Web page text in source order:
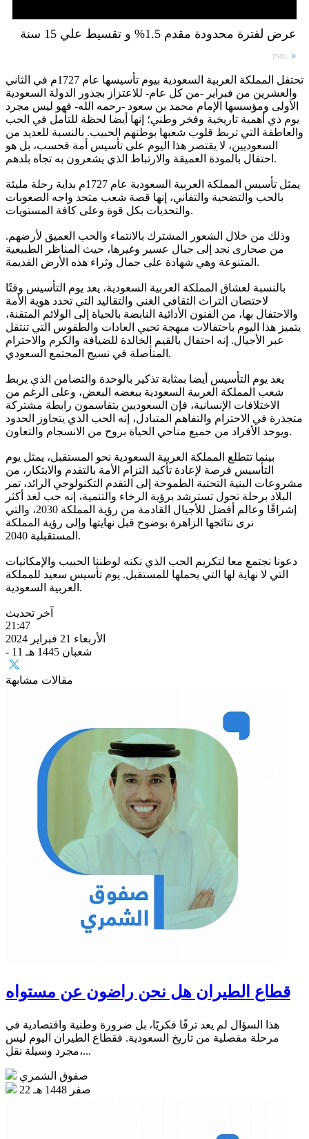
عرض لفترة محدودة مقدم 1.5% و تقسيط علي 15 سنة
TMG
تحتفل المملكة العربية السعودية بيوم تأسيسها عام 1727م في الثاني
والعشرين من فبراير -من كل عام- للاعتزاز بجذور الدولة السعودية
الأولى ومؤسسها الإمام محمد بن سعود -رحمه الله- فهو ليس مجرد
يوم ذي أهمية تاريخية وفخر وطني؛ إنها أيضا لحظة للتأمل في الحب
والعاطفة التي تربط قلوب شعبها بوطنهم الحبيب. بالنسبة للعديد من
السعوديين، لا يقتصر هذا اليوم على تأسيس أمة فحسب، بل هو
احتفال بالمودة العميقة والارتباط الذي يشعرون به تجاه بلدهم.
يمثل تأسيس المملكة العربية السعودية عام 1727م بداية رحلة مليئة
بالحب والتضحية والتفاني، إنها قصة شعب متحد واجه الصعوبات
والتحديات بكل قوة وعلى كافة المستويات.
وذلك من خلال الشعور المشترك بالانتماء والحب العميق لأرضهم.
من صحارى نجد إلى جبال عسير وغيرها، حيث المناظر الطبيعية
المتنوعة وهي شهادة على جمال وثراء هذه الأرض القديمة.
بالنسبة لعشاق المملكة العربية السعودية، يعد يوم التأسيس وقتًا
لاحتضان التراث الثقافي الغني والتقاليد التي تحدد هوية الأمة
والاحتفال بها، من الفنون الأدائية النابضة بالحياة إلى الولائم المتقنة،
يتميز هذا اليوم باحتفالات مبهجة تحيي العادات والطقوس التي تنتقل
عبر الأجيال. إنه احتفال بالقيم الخالدة للضيافة والكرم والاحترام
المتأصلة في نسيج المجتمع السعودي.
يعد يوم التأسيس أيضا بمثابة تذكير بالوحدة والتضامن الذي يربط
شعب المملكة العربية السعودية ببعضه البعض، وعلى الرغم من
الاختلافات الإنسانية، فإن السعوديين يتقاسمون رابطة مشتركة
متجذرة في الاحترام والتفاهم المتبادل، إنه الحب الذي يتجاوز الحدود
ويوحد الأفراد من جميع مناحي الحياة بروح من الانسجام والتعاون.
بينما تتطلع المملكة العربية السعودية نحو المستقبل، يمثل يوم
التأسيس فرصة لإعادة تأكيد التزام الأمة بالتقدم والابتكار، من
مشروعات البنية التحتية الطموحة إلى التقدم التكنولوجي الرائد، تمر
البلاد برحلة تحول تسترشد برؤية الرخاء والتنمية، إنه حب لغد أكثر
إشراقًا وعالم أفضل للأجيال القادمة من رؤية المملكة 2030، والتي
نرى نتائجها الزاهرة بوضوح قبل نهايتها وإلى رؤية المملكة
المستقبلية 2040.
دعونا نجتمع معا لتكريم الحب الذي نكنه لوطننا الحبيب والإمكانيات
التي لا نهاية لها التي يحملها للمستقبل. يوم تأسيس سعيد للمملكة
العربية السعودية.
آخر تحديث
21:47
الأربعاء 21 فبراير 2024
- 11 شعبان 1445 هـ
مقالات مشابهة
قطاع الطيران هل نحن راضون عن مستواه
هذا السؤال لم يعد ترفًا فكريًا، بل ضرورة وطنية واقتصادية في
مرحلة مفصلية من تاريخ السعودية. فقطاع الطيران اليوم ليس
مجرد وسيلة نقل،...
صفوق الشمري
22 صفر 1448 هـ